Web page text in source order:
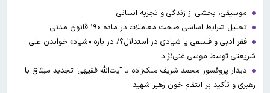
موسیقی، بخشی از زندگی و تجربه انسانی
تحلیل شرایط اساسی صحت معاملات در ماده ۱۹۰ قانون مدنی
فقر ادبی و فلسفی یا شیادی در استدلال؟/ در باره «شیاد» خواندن علی
شریعتی توسط موسی غنی‌نژاد
دیدار پروفسور محمد شریف ملک‌زاده با آیت‌الله فقیهی؛ تجدید میثاق با
رهبری و تأکید بر انتقام خون رهبر شهید